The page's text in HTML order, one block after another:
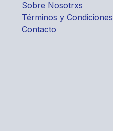
Sobre Nosotrxs
Términos y Condiciones
Contacto